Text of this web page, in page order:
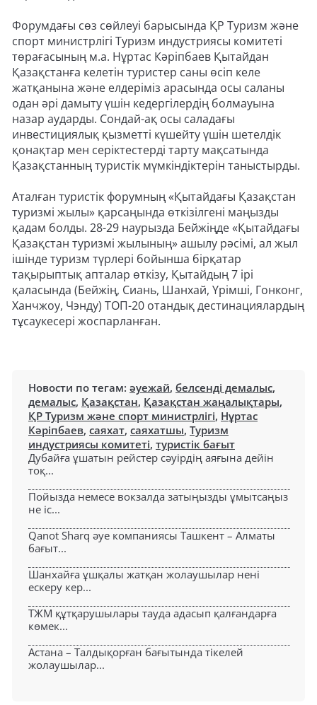
Форумдағы сөз сөйлеуі барысында ҚР Туризм және
спорт министрлігі Туризм индустриясы комитеті
төрағасының м.а. Нұртас Кәріпбаев Қытайдан
Қазақстанға келетін туристер саны өсіп келе
жатқанына және елдеріміз арасында осы саланы
одан әрі дамыту үшін кедергілердің болмауына
назар аударды. Сондай-ақ осы саладағы
инвестициялық қызметті күшейту үшін шетелдік
қонақтар мен серіктестерді тарту мақсатында
Қазақстанның туристік мүмкіндіктерін таныстырды.
Аталған туристік форумның «Қытайдағы Қазақстан
туризмі жылы» қарсаңында өткізілгені маңызды
қадам болды. 28-29 наурызда Бейжіңде «Қытайдағы
Қазақстан туризмі жылының» ашылу рәсімі, ал жыл
ішінде туризм түрлері бойынша бірқатар
тақырыптық апталар өткізу, Қытайдың 7 ірі
қаласында (Бейжің, Сиань, Шанхай, Үрімші, Гонконг,
Ханчжоу, Чэнду) ТОП-20 отандық дестинациялардың
тұсаукесері жоспарланған.
Новости по тегам: әуежай, белсенді демалыс,
демалыс, Қазақстан, Қазақстан жаңалықтары,
ҚР Туризм және спорт министрлігі, Нұртас
Кәріпбаев, саяхат, саяхатшы, Туризм
индустриясы комитеті, туристік бағыт
Дубайға ұшатын рейстер сәуірдің аяғына дейін
тоқ...
Пойызда немесе вокзалда затыңызды ұмытсаңыз
не іс...
Qanot Sharq әуе компаниясы Ташкент – Алматы
бағыт...
Шанхайға ұшқалы жатқан жолаушылар нені
ескеру кер...
ТЖМ құтқарушылары тауда адасып қалғандарға
көмек...
Астана – Талдықорған бағытында тікелей
жолаушылар...